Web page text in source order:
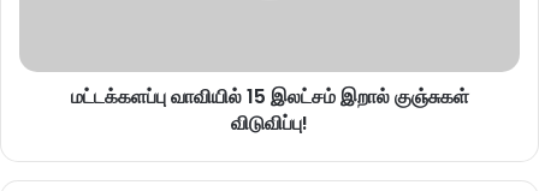
மட்டக்களப்பு வாவியில் 15 இலட்சம் இறால் குஞ்சுகள்
விடுவிப்பு!